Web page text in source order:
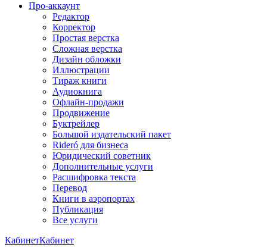
Про-аккаунт
Редактор
Корректор
Простая верстка
Сложная верстка
Дизайн обложки
Иллюстрации
Тираж книги
Аудиокнига
Офлайн-продажи
Продвижение
Буктрейлер
Большой издательский пакет
Rideró для бизнеса
Юридический советник
Дополнительные услуги
Расшифровка текста
Перевод
Книги в аэропортах
Публикация
Все услуги
КабинетКабинет